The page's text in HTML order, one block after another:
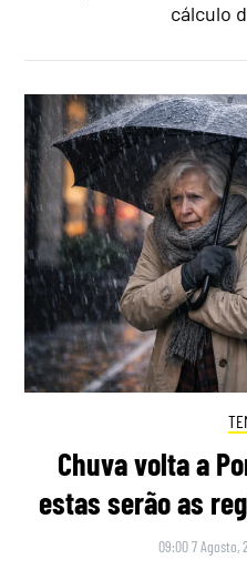
cálculo
Chuva volta a
estas serão as
09:00 7 Agosto,